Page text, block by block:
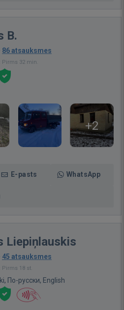
B.
86 atsauksmes
Pirms 32 min.
+2
E-pasts WhatsApp
Liepiņlauskis
45 atsauksmes
Pirms 18 st.
По-русски, English